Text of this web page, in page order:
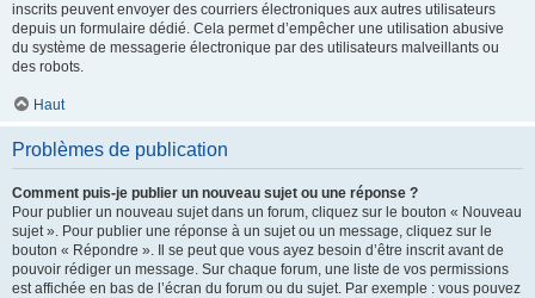
inscrits peuvent envoyer des courriers électroniques aux autres utilisateurs
depuis un formulaire dédié. Cela permet d’empêcher une utilisation abusive
du système de messagerie électronique par des utilisateurs malveillants ou
des robots.
Haut
Problèmes de publication
Comment puis-je publier un nouveau sujet ou une réponse ?
Pour publier un nouveau sujet dans un forum, cliquez sur le bouton « Nouveau
sujet ». Pour publier une réponse à un sujet ou un message, cliquez sur le
bouton « Répondre ». Il se peut que vous ayez besoin d’être inscrit avant de
pouvoir rédiger un message. Sur chaque forum, une liste de vos permissions
est affichée en bas de l’écran du forum ou du sujet. Par exemple : vous pouvez